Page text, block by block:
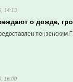
14:13
о дожде,
пензенским
16:00